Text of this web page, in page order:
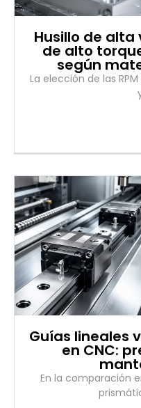
Husillo de alta
de alto
según
La elección de las
Guías lineales
en CNC:
En la comparación